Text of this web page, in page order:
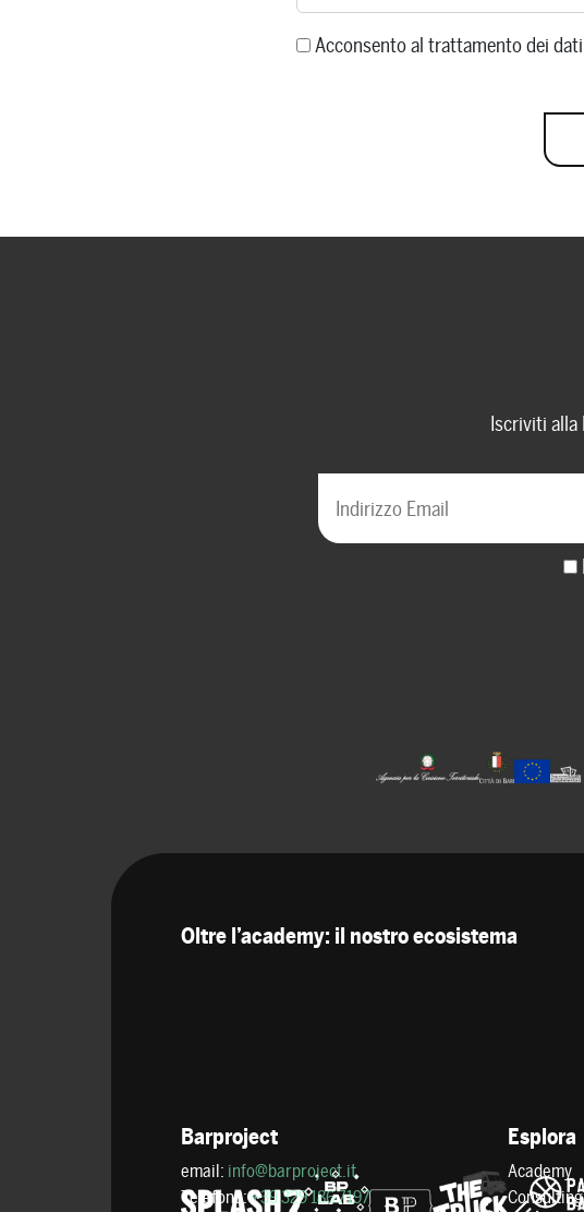
Acconsento al trattamento dei dati
Iscriviti
Oltre l’academy: il nostro ecosistema
Barproject
email: info@barproject.it
Telefono:+39 329 186 7197
Esplora
Academy
Consulting